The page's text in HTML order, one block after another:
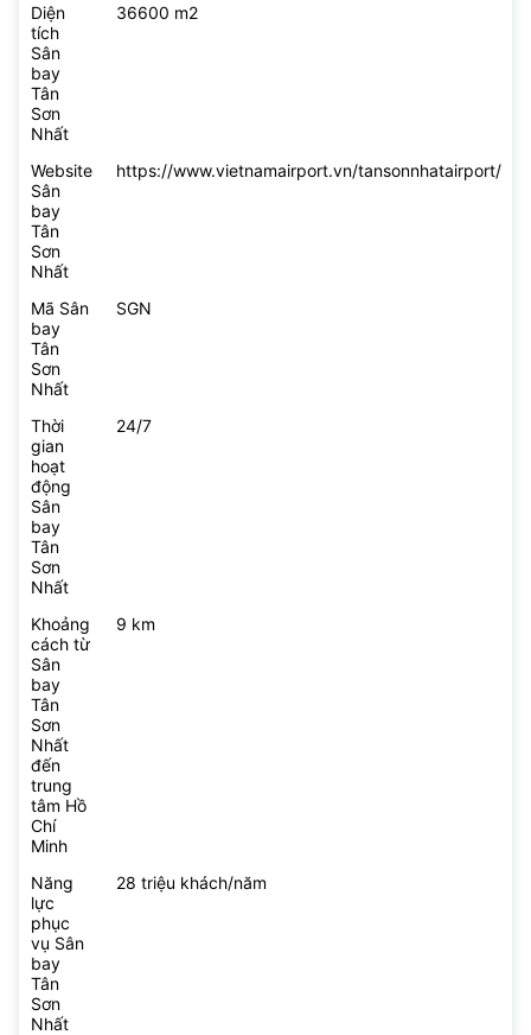
Diện
tích
Sân
bay
Tân
Sơn
Nhất
36600 m2
Website
Sân
bay
Tân
Sơn
Nhất
https://www.vietnamairport.vn/tansonnhatairport/
Mã Sân
bay
Tân
Sơn
Nhất
SGN
Thời
gian
hoạt
động
Sân
bay
Tân
Sơn
Nhất
24/7
Khoảng
cách từ
Sân
bay
Tân
Sơn
Nhất
đến
trung
tâm Hồ
Chí
Minh
9 km
Năng
lực
phục
vụ Sân
bay
Tân
Sơn
Nhất
28 triệu khách/năm